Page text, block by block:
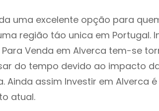
uma excelente opção para
região táo unica em Portugal.
Venda em Alverca tem-se
do tempo devido ao impacto
Ainda assim Investir em Alverca
atual.